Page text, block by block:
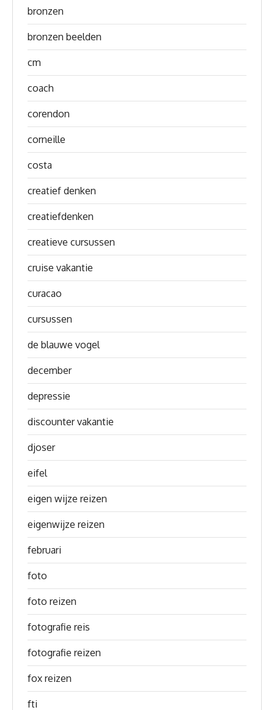
bronzen
bronzen beelden
cm
coach
corendon
corneille
costa
creatief denken
creatiefdenken
creatieve cursussen
cruise vakantie
curacao
cursussen
de blauwe vogel
december
depressie
discounter vakantie
djoser
eifel
eigen wijze reizen
eigenwijze reizen
februari
foto
foto reizen
fotografie reis
fotografie reizen
fox reizen
fti